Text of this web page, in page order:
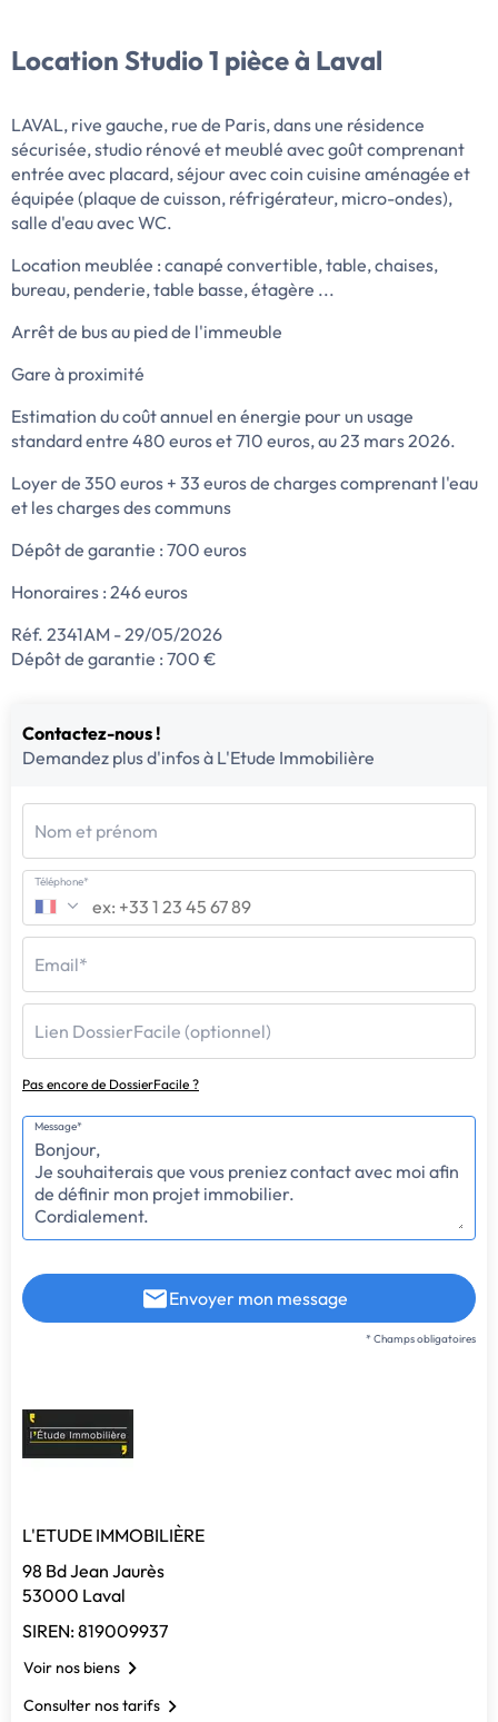
Location Studio 1 pièce à Laval
LAVAL, rive gauche, rue de Paris, dans une résidence
sécurisée, studio rénové et meublé avec goût comprenant
entrée avec placard, séjour avec coin cuisine aménagée et
équipée (plaque de cuisson, réfrigérateur, micro-ondes),
salle d'eau avec WC.
Location meublée : canapé convertible, table, chaises,
bureau, penderie, table basse, étagère ...
Arrêt de bus au pied de l'immeuble
Gare à proximité
Estimation du coût annuel en énergie pour un usage
standard entre 480 euros et 710 euros, au 23 mars 2026.
Loyer de 350 euros + 33 euros de charges comprenant l'eau
et les charges des communs
Dépôt de garantie : 700 euros
Honoraires : 246 euros
Réf. 2341AM - 29/05/2026
Dépôt de garantie : 700 €
Contactez-nous !
Demandez plus d'infos à L'Etude Immobilière
Nom et prénom
Téléphone*
Email*
Lien DossierFacile (optionnel)
Pas encore de DossierFacile ?
Message*
Envoyer mon message
* Champs obligatoires
L'ETUDE IMMOBILIÈRE
98 Bd Jean Jaurès
53000 Laval
SIREN: 819009937
Voir nos biens
Consulter nos tarifs